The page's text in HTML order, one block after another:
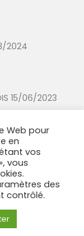
2024
15/06/2023
bois énergie)
Duramen à
Web pour
en
vos
vous
des
contrôlé.